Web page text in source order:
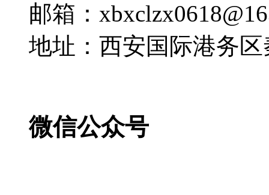
邮箱：
地址：西安国际港务
微信公众号